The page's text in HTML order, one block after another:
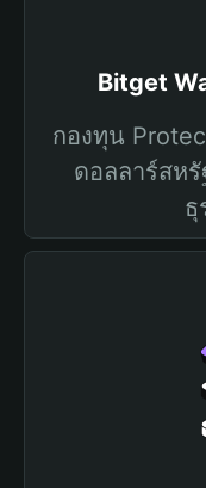
Bitget
กองทุน
ดอลลาร์สห
ธุ